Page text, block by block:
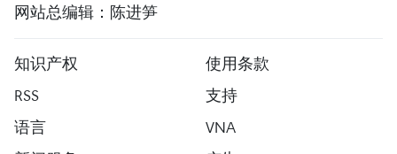
网站总编辑：陈进笋
知识产权
使用条款
RSS
支持
语言
VNA